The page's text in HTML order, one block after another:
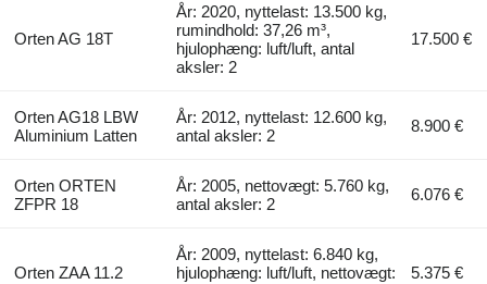
Orten AG 18T
År: 2020, nyttelast: 13.500 kg,
rumindhold: 37,26 m³,
hjulophæng: luft/luft, antal
aksler: 2
17.500 €
Orten AG18 LBW
Aluminium Latten
År: 2012, nyttelast: 12.600 kg,
antal aksler: 2
8.900 €
Orten ORTEN
ZFPR 18
År: 2005, nettovægt: 5.760 kg,
antal aksler: 2
6.076 €
Orten ZAA 11.2
År: 2009, nyttelast: 6.840 kg,
hjulophæng: luft/luft, nettovægt:
5.375 €